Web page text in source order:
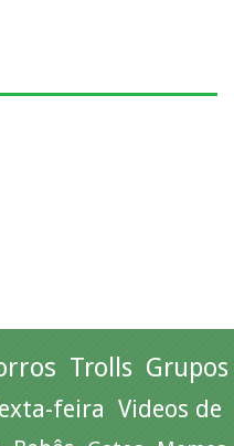
Trolls Grupos
feira Videos de